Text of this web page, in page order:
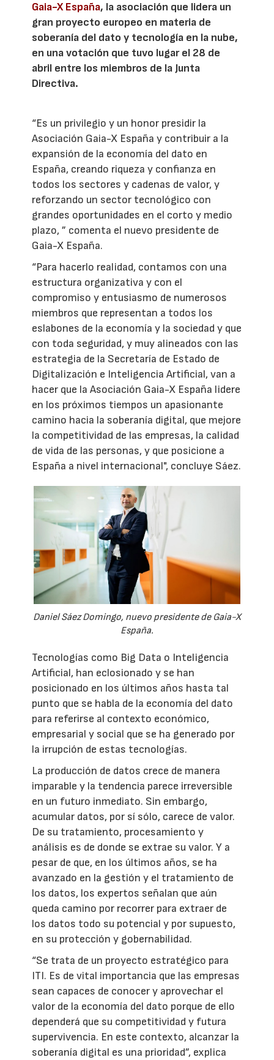
Gaia-X España, la asociación que lidera un
gran proyecto europeo en materia de
soberanía del dato y tecnología en la nube,
en una votación que tuvo lugar el 28 de
abril entre los miembros de la Junta
Directiva.
“Es un privilegio y un honor presidir la
Asociación Gaia-X España y contribuir a la
expansión de la economía del dato en
España, creando riqueza y confianza en
todos los sectores y cadenas de valor, y
reforzando un sector tecnológico con
grandes oportunidades en el corto y medio
plazo, ” comenta el nuevo presidente de
Gaia-X España.
“Para hacerlo realidad, contamos con una
estructura organizativa y con el
compromiso y entusiasmo de numerosos
miembros que representan a todos los
eslabones de la economía y la sociedad y que
con toda seguridad, y muy alineados con las
estrategia de la Secretaría de Estado de
Digitalización e Inteligencia Artificial, van a
hacer que la Asociación Gaia-X España lidere
en los próximos tiempos un apasionante
camino hacia la soberanía digital, que mejore
la competitividad de las empresas, la calidad
de vida de las personas, y que posicione a
España a nivel internacional", concluye Sáez.
Daniel Sáez Domingo, nuevo presidente de Gaia-X
España.
Tecnologías como Big Data o Inteligencia
Artificial, han eclosionado y se han
posicionado en los últimos años hasta tal
punto que se habla de la economía del dato
para referirse al contexto económico,
empresarial y social que se ha generado por
la irrupción de estas tecnologías.
La producción de datos crece de manera
imparable y la tendencia parece irreversible
en un futuro inmediato. Sin embargo,
acumular datos, por sí sólo, carece de valor.
De su tratamiento, procesamiento y
análisis es de donde se extrae su valor. Y a
pesar de que, en los últimos años, se ha
avanzado en la gestión y el tratamiento de
los datos, los expertos señalan que aún
queda camino por recorrer para extraer de
los datos todo su potencial y por supuesto,
en su protección y gobernabilidad.
“Se trata de un proyecto estratégico para
ITI. Es de vital importancia que las empresas
sean capaces de conocer y aprovechar el
valor de la economía del dato porque de ello
dependerá que su competitividad y futura
supervivencia. En este contexto, alcanzar la
soberanía digital es una prioridad”, explica